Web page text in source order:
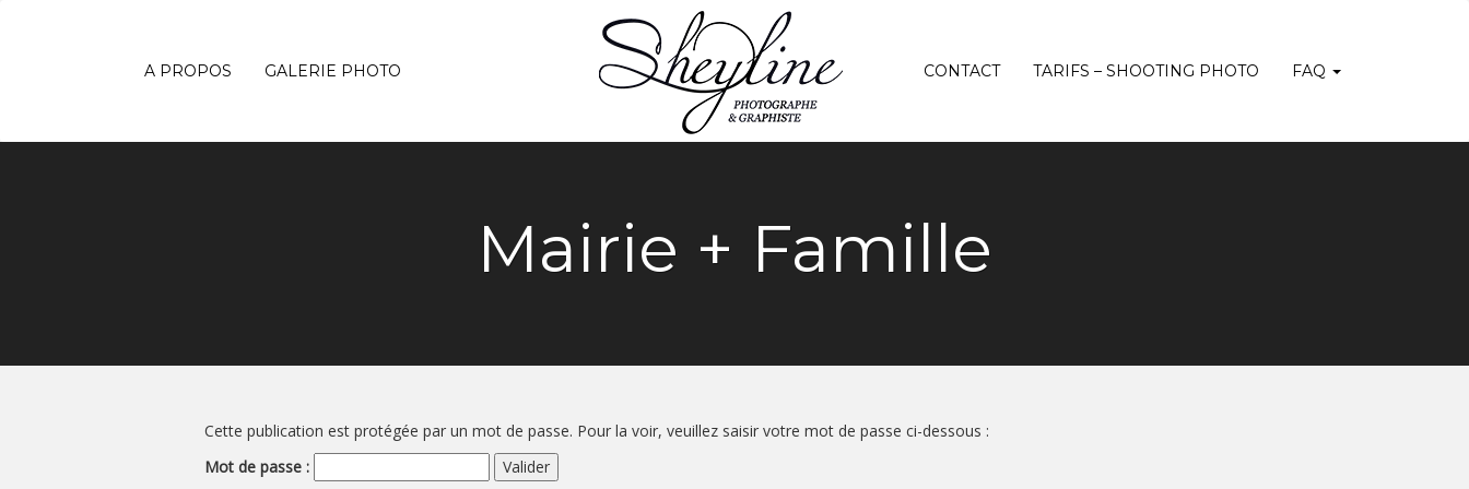
A PROPOS GALERIE PHOTO CONTACT TARIFS – SHOOTING PHOTO FAQ
Mairie + Famille
Cette publication est protégée par un mot de passe. Pour la voir, veuillez saisir votre mot de passe ci-dessous :
Mot de passe :